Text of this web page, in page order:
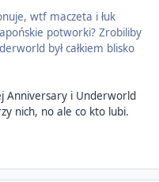
wtf maczeta i łuk
potworki? Zrobiliby
był całkiem blisko
Anniversary i Underworld
nich, no ale co kto lubi.